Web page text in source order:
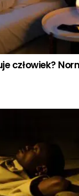
człowiek?